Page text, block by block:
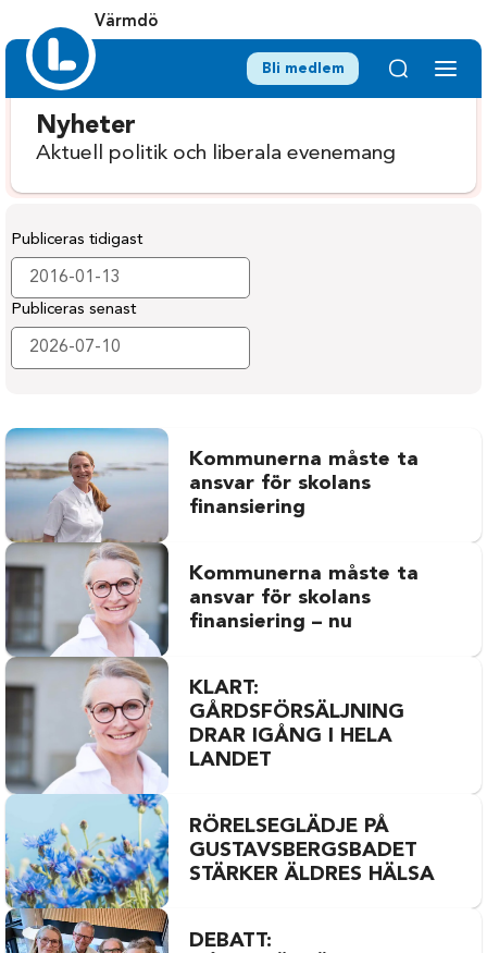
Värmdö
Bli medlem
Nyheter
Aktuell politik och liberala evenemang
Publiceras tidigast
Publiceras senast
Kommunerna måste ta
ansvar för skolans
finansiering
Kommunerna måste ta
ansvar för skolans
finansiering – nu
KLART:
GÅRDSFÖRSÄLJNING
DRAR IGÅNG I HELA
LANDET
RÖRELSEGLÄDJE PÅ
GUSTAVSBERGSBADET
STÄRKER ÄLDRES HÄLSA
DEBATT: